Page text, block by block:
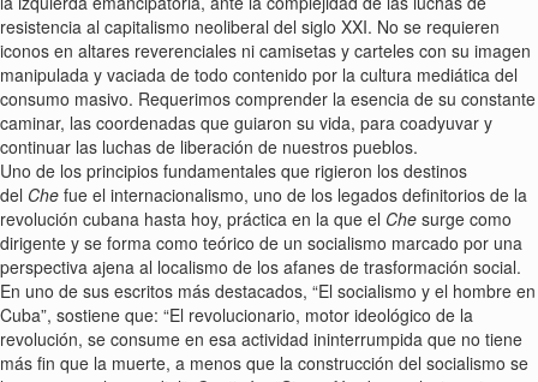
resistencia al capitalismo neoliberal del siglo XXI. No se requieren
iconos en altares reverenciales ni camisetas y carteles con su imagen
manipulada y vaciada de todo contenido por la cultura mediática del
consumo masivo. Requerimos comprender la esencia de su constante
caminar, las coordenadas que guiaron su vida, para coadyuvar y
continuar las luchas de liberación de nuestros pueblos.
Uno de los principios fundamentales que rigieron los destinos
del Che fue el internacionalismo, uno de los legados definitorios de la
revolución cubana hasta hoy, práctica en la que el Che surge como
dirigente y se forma como teórico de un socialismo marcado por una
perspectiva ajena al localismo de los afanes de trasformación social.
En uno de sus escritos más destacados, El socialismo y el hombre en
Cuba , sostiene que: El revolucionario, motor ideológico de la
revolución, se consume en esa actividad ininterrumpida que no tiene
más fin que la muerte, a menos que la construcción del socialismo se